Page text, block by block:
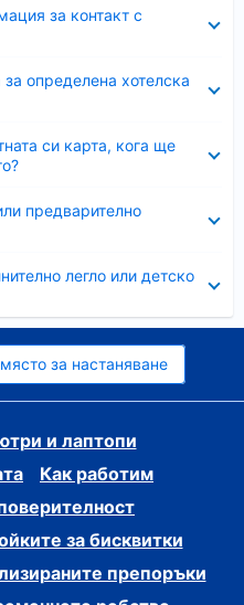
за контакт с
определена хотелска
си карта, кога ще
предварително
легло или детско
за настаняване
и лаптопи
Как работим
за бисквитки
препоръки